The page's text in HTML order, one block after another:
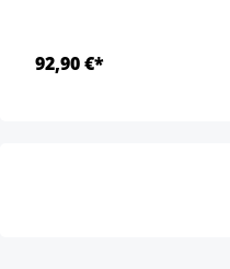
92,90 €*